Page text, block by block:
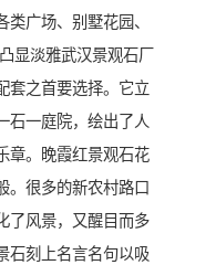
广场、别墅花园、
显淡雅武汉景观石厂
套之首要选择。它立
石一庭院，绘出了人
章。晚霞红景观石花
。很多的新农村路口
了风景，又醒目而多
石刻上名言名句以吸